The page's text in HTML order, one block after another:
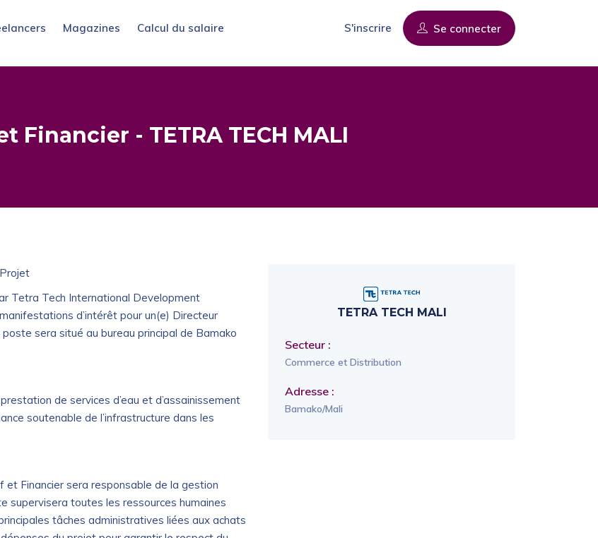
Magazines Calcul du salaire S'inscrire Se connecter
- TETRA TECH MALI
Tetra Tech International Development
d’intérêt pour un(e) Directeur
sera situé au bureau principal de Bamako
de services d’eau et d’assainissement
soutenable de l’infrastructure dans les
Financier sera responsable de la gestion
supervisera toutes les ressources humaines
tâches administratives liées aux achats
TETRA TECH MALI
Secteur :
Commerce et Distribution
Adresse :
Bamako/Mali